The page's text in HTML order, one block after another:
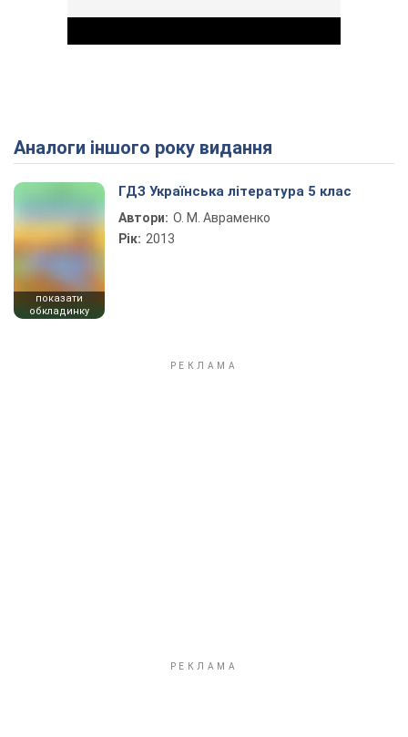
Play Video
Аналоги іншого року видання
показати
обкладинку
ГДЗ Українська література 5 клас
Автори: О. М. Авраменко
Рік: 2013